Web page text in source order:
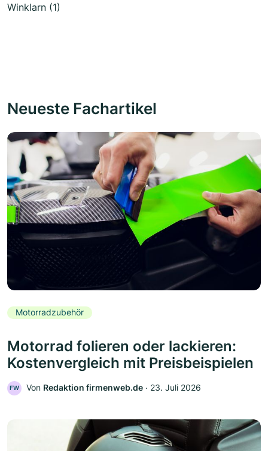
Winklarn (1)
Neueste Fachartikel
Motorradzubehör
Motorrad folieren oder lackieren:
Kostenvergleich mit Preisbeispielen
FW Von Redaktion firmenweb.de ‧ 23. Juli 2026